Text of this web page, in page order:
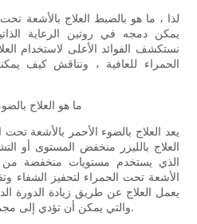
لذا ، ما هو بالضبط العلاج بالأشعة
يمكن دمجه في روتين الرعاية
نستكشف الفوائد الأعلى لاستخدام
الحمراء للعافية ، ونناقش كيف
ما هو العلاج
يعد العلاج بالضوء الأحمر بالأشعة
العلاج بالليزر منخفض المستوى أو
الذي يستخدم مستويات منخفضة من
الأشعة تحت الحمراء لتحفيز الشفاء
يعمل العلاج عن طريق زيادة الدورة
والتي يمكن أن تؤدي إلى مجموعة واسعة من الفوائد الصحية.